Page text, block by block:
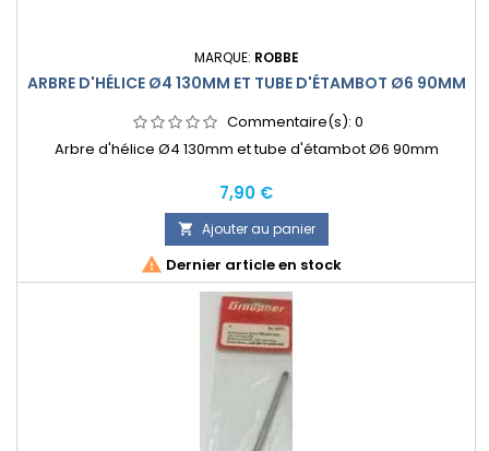
MARQUE: ROBBE
ARBRE D'HÉLICE Ø4 130MM ET TUBE D'ÉTAMBOT Ø6 90MM
Commentaire(s): 0
Arbre d'hélice Ø4 130mm et tube d'étambot Ø6 90mm
Prix
7,90 €
 Ajouter au panier
 Dernier article en stock